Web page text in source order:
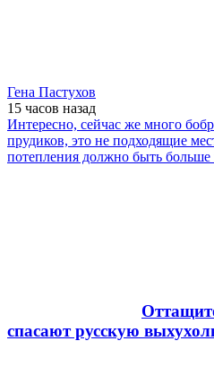
Гена Пастухов
15 часов назад
Интересно, сейчас же много
прудиков, это не подходящие
потепления должно быть больше
спасают русскую